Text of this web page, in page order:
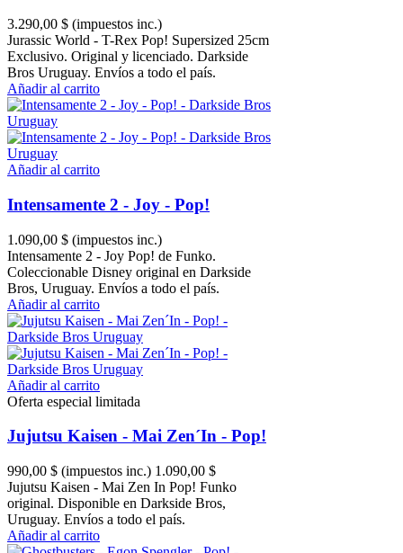
3.290,00 $ (impuestos inc.)
Jurassic World - T-Rex Pop! Supersized 25cm
Exclusivo. Original y licenciado. Darkside
Bros Uruguay. Envíos a todo el país.
Añadir al carrito
Añadir al carrito
Intensamente 2 - Joy - Pop!
1.090,00 $ (impuestos inc.)
Intensamente 2 - Joy Pop! de Funko.
Coleccionable Disney original en Darkside
Bros, Uruguay. Envíos a todo el país.
Añadir al carrito
Añadir al carrito
Oferta especial limitada
Jujutsu Kaisen - Mai Zen´In - Pop!
990,00 $ (impuestos inc.) 1.090,00 $
Jujutsu Kaisen - Mai Zen In Pop! Funko
original. Disponible en Darkside Bros,
Uruguay. Envíos a todo el país.
Añadir al carrito